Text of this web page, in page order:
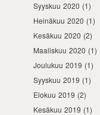
Syyskuu 2020 (1)
Heinäkuu 2020 (1)
Kesäkuu 2020 (2)
Maaliskuu 2020 (1)
Joulukuu 2019 (1)
Syyskuu 2019 (1)
Elokuu 2019 (2)
Kesäkuu 2019 (1)